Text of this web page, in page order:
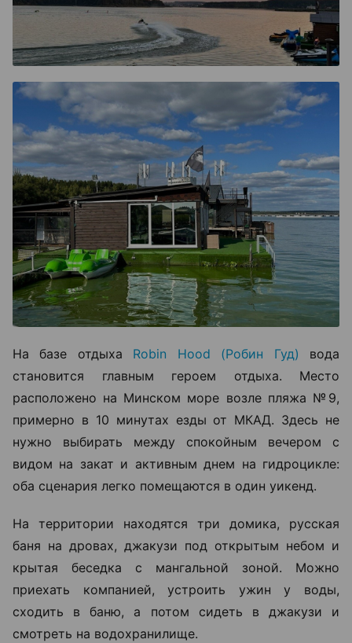
На базе отдыха Robin Hood (Робин Гуд) вода
становится главным героем отдыха. Место
расположено на Минском море возле пляжа №9,
примерно в 10 минутах езды от МКАД. Здесь не
нужно выбирать между спокойным вечером с
видом на закат и активным днем на гидроцикле:
оба сценария легко помещаются в один уикенд.
На территории находятся три домика, русская
баня на дровах, джакузи под открытым небом и
крытая беседка с мангальной зоной. Можно
приехать компанией, устроить ужин у воды,
сходить в баню, а потом сидеть в джакузи и
смотреть на водохранилище.